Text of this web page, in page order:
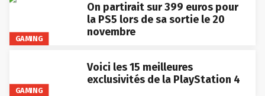
GAMING
On partirait sur 399 euros pour
la PS5 lors de sa sortie le 20
novembre
GAMING
Voici les 15 meilleures
exclusivités de la PlayStation 4